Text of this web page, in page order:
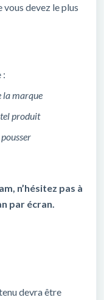
devez le plus
:
la marque
tel produit
n’hésitez pas à
par écran.
devra être